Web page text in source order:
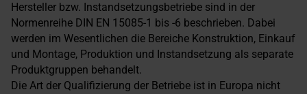
Hersteller bzw. Instandsetzungsbetriebe sind in der
Normenreihe DIN EN 15085-1 bis -6 beschrieben. Dabei
werden im Wesentlichen die Bereiche Konstruktion, Einkauf
und Montage, Produktion und Instandsetzung als separate
Produktgruppen behandelt.
Die Art der Qualifizierung der Betriebe ist in Europa nicht